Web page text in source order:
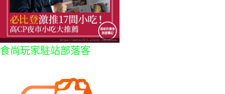
食尚玩家駐站部落客